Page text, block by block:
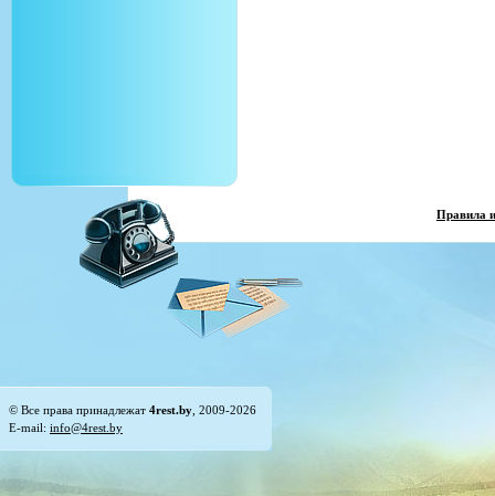
Правила
© Все права принадлежат 4rest.by , 2009-2026
E-mail: info@4rest.by